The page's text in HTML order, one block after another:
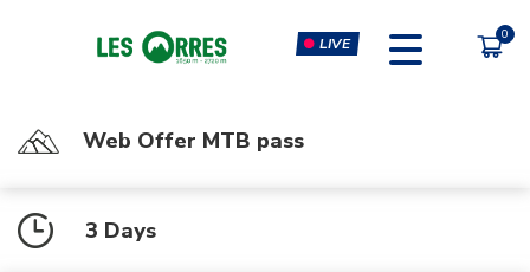
LIVE
Web Offer MTB pass
3 Days
MOUTAIN BIKE PASS
CLIMBING & CLIP'N CLIMB